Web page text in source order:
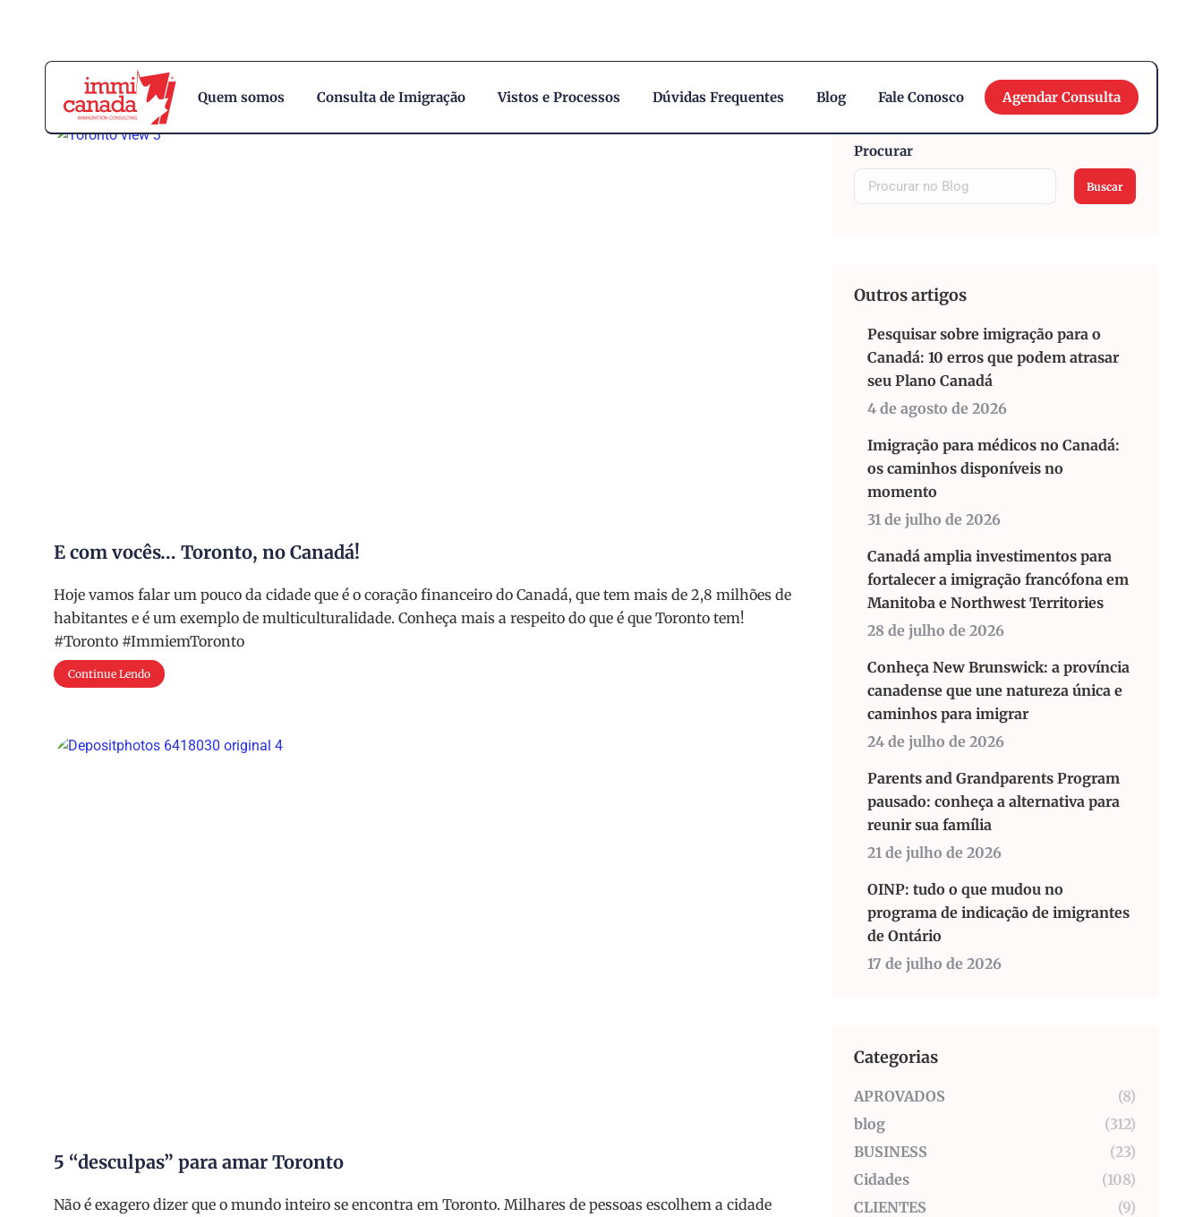
Quem somos Consulta de Imigração Vistos e Processos Dúvidas Frequentes Blog Fale Conosco Agendar Consulta
E com vocês… Toronto, no Canadá!
Hoje vamos falar um pouco da cidade que é o coração financeiro do Canadá, que tem mais de 2,8 milhões de
habitantes e é um exemplo de multiculturalidade. Conheça mais a respeito do que é que Toronto tem!
#Toronto #ImmiemToronto
Continue Lendo
5 “desculpas” para amar Toronto
Não é exagero dizer que o mundo inteiro se encontra em Toronto. Milhares de pessoas escolhem a cidade
Procurar
Buscar
Outros artigos
Pesquisar sobre imigração para o
Canadá: 10 erros que podem atrasar
seu Plano Canadá
4 de agosto de 2026
Imigração para médicos no Canadá:
os caminhos disponíveis no
momento
31 de julho de 2026
Canadá amplia investimentos para
fortalecer a imigração francófona em
Manitoba e Northwest Territories
28 de julho de 2026
Conheça New Brunswick: a província
canadense que une natureza única e
caminhos para imigrar
24 de julho de 2026
Parents and Grandparents Program
pausado: conheça a alternativa para
reunir sua família
21 de julho de 2026
OINP: tudo o que mudou no
programa de indicação de imigrantes
de Ontário
17 de julho de 2026
Categorias
APROVADOS
(8)
blog
(312)
BUSINESS
(23)
Cidades
(108)
CLIENTES
(9)